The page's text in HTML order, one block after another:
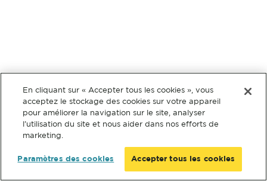
En cliquant sur « Accepter tous les cookies », vous
acceptez le stockage des cookies sur votre appareil
pour améliorer la navigation sur le site, analyser
l’utilisation du site et nous aider dans nos efforts de
marketing.
Paramètres des cookies Accepter tous les cookies